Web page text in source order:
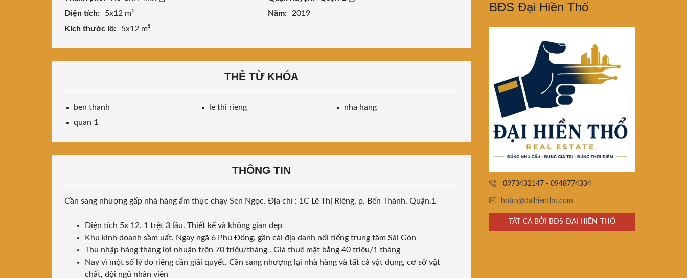
Diện tích:
5x12 m² Năm:
2019
Kích thước lô:
5x12 m²
THẺ TỪ KHÓA
ben thanh le thi rieng
nha hang
quan 1
THÔNG TIN
Cần sang nhượng gấp nhà hàng ẩm thực chạy Sen Ngọc. Địa chỉ : 1C Lê Thị Riêng, p. Bến Thành, Quận.1
Diện tích 5x 12. 1 trệt 3 lầu. Thiết kế và không gian đẹp
Khu kinh doanh sầm uất. Ngay ngã 6 Phù Đổng, gần cái địa danh nổi tiếng trung tâm Sài Gòn
Thu nhập hàng tháng lợi nhuận trên 70 triệu/tháng . Giá thuê mặt bằng 40 triệu/1 tháng
Nay vì một số lý do riêng cần giải quyết. Cần sang nhượng lại nhà hàng và tất cả vật dụng, cơ sở vật
chất, đội ngủ nhân viên
BĐS Đại Hiền Thổ
0973432147 - 0948774334
hotro@daihientho.com
TẤT CẢ BỞI BĐS ĐẠI HIỀN THỔ